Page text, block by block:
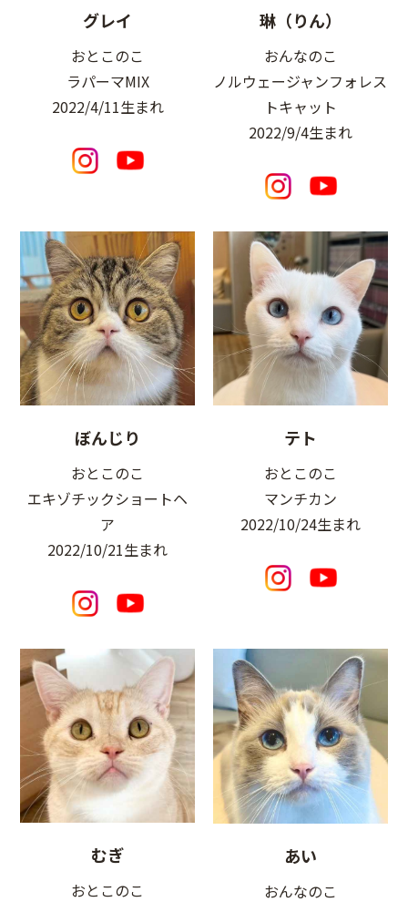
グレイ
おとこのこ
ラパーマMIX
2022/4/11生まれ
琳（りん）
おんなのこ
ノルウェージャンフォレス
トキャット
2022/9/4生まれ
ぼんじり
おとこのこ
エキゾチックショートヘ
ア
2022/10/21生まれ
テト
おとこのこ
マンチカン
2022/10/24生まれ
むぎ
おとこのこ
あい
おんなのこ